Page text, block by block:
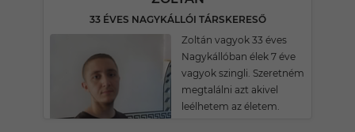
33 ÉVES NAGYKÁLLÓI TÁRSKERESŐ
Zoltán vagyok 33 éves
Nagykállóban élek 7 éve
vagyok szingli. Szeretném
megtalálni azt akivel
leélhetem az életem.